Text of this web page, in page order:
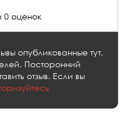
0 оценок
опубликованные тут,
Посторонний
отзыв. Если вы